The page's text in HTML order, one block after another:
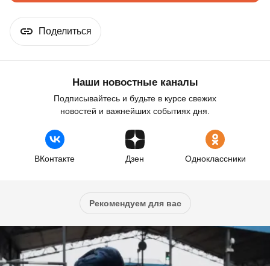
Поделиться
Наши новостные каналы
Подписывайтесь и будьте в курсе свежих
новостей и важнейших событиях дня.
ВКонтакте Дзен Одноклассники
Рекомендуем для вас